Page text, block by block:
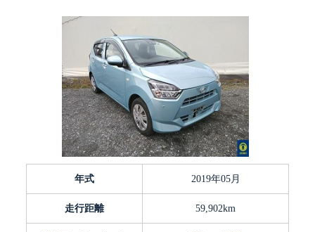
年式 2019年05月
走行距離 59,902km